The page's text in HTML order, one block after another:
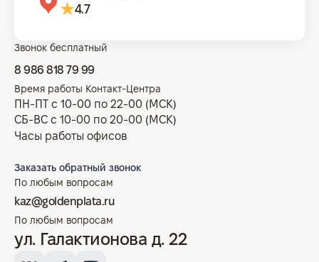
4.7
Звонок бесплатный
8 986 818 79 99
Время работы Контакт-Центра
ПН-ПТ с 10-00 по 22-00 (МСК)
СБ-ВС с 10-00 по 20-00 (МСК)
Часы работы офисов
Заказать обратный звонок
По любым вопросам
kaz@goldenplata.ru
По любым вопросам
ул. Галактионова д. 22